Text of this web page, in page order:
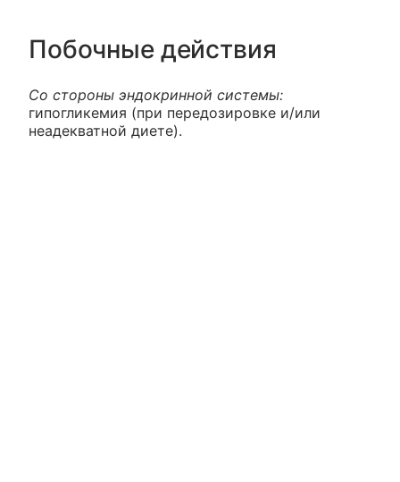
Побочные действия
Со стороны эндокринной системы:
гипогликемия (при передозировке и/или
неадекватной диете).